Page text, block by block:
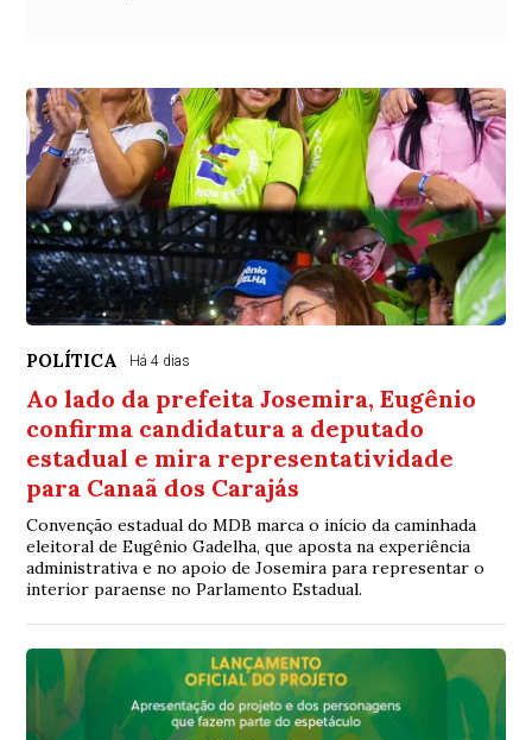
POLÍTICA Há 4 dias
Ao lado da prefeita Josemira, Eugênio
confirma candidatura a deputado
estadual e mira representatividade
para Canaã dos Carajás
Convenção estadual do MDB marca o início da caminhada
eleitoral de Eugênio Gadelha, que aposta na experiência
administrativa e no apoio de Josemira para representar o
interior paraense no Parlamento Estadual.